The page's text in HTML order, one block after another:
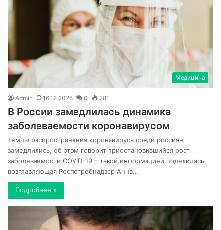
Медицина
Admin 16.12.2025 0 281
В России замедлилась динамика
заболеваемости коронавирусом
Темпы распространения коронавируса среди россиян
замедлились, об этом говорит приостановившийся рост
заболеваемости COVID-19 – такой информацией поделилась
возглавляющая Роспотребнадзор Анна…
Подробнее »